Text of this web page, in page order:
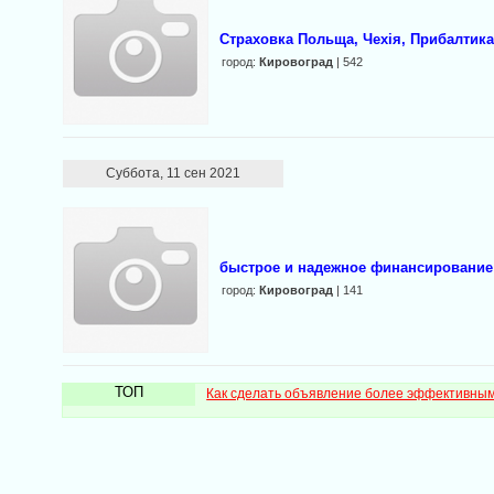
Страховка Польща, Чехія, Прибалтика
город:Кировоград | 542
Суббота, 11 сен 2021
быстрое и надежное финансирование
город:Кировоград | 141
ТОП Как сделать объявление более